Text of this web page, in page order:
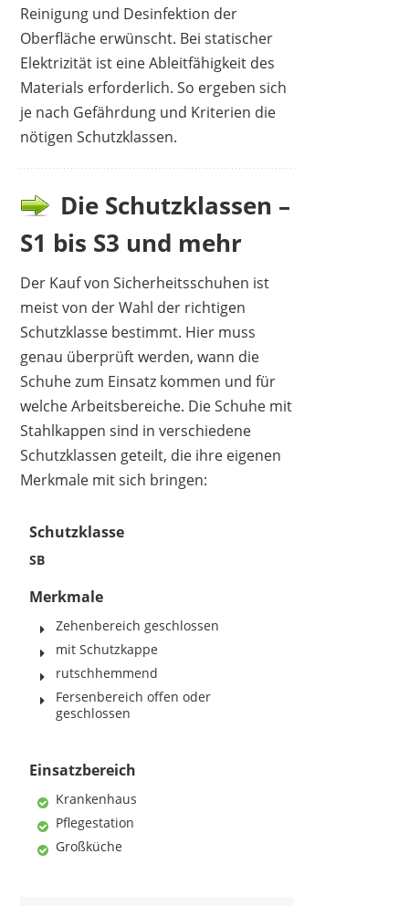
Reinigung und Desinfektion der
Oberfläche erwünscht. Bei statischer
Elektrizität ist eine Ableitfähigkeit des
Materials erforderlich. So ergeben sich
je nach Gefährdung und Kriterien die
nötigen Schutzklassen.
Die Schutzklassen –
S1 bis S3 und mehr
Der Kauf von Sicherheitsschuhen ist
meist von der Wahl der richtigen
Schutzklasse bestimmt. Hier muss
genau überprüft werden, wann die
Schuhe zum Einsatz kommen und für
welche Arbeitsbereiche. Die Schuhe mit
Stahlkappen sind in verschiedene
Schutzklassen geteilt, die ihre eigenen
Merkmale mit sich bringen:
Schutzklasse
SB
Merkmale
Zehenbereich geschlossen
mit Schutzkappe
rutschhemmend
Fersenbereich offen oder
geschlossen
Einsatzbereich
Krankenhaus
Pflegestation
Großküche